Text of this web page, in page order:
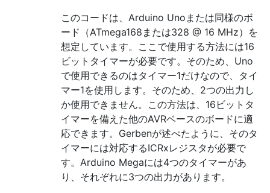
{
// Just an example:
    analogWrite25k
( 9, 110);
    analogWrite25k
(10, 210);
for (;;) ;
// infinite loop
このコードは、Arduino Unoまたは同様のボ
ード（ATmega168または328 @ 16 MHz）を
想定しています。ここで使用する方法には16
ビットタイマーが必要です。そのため、Uno
で使用できるのはタイマー1だけなので、タイ
マー1を使用します。そのため、2つの出力し
か使用できません。この方法は、16ビットタ
イマーを備えた他のAVRベースのボードに適
応できます。Gerbenが述べたように、そのタ
イマーには対応するICRxレジスタが必要で
す。Arduino Megaには4つのタイマーがあ
り、それぞれに3つの出力があります。